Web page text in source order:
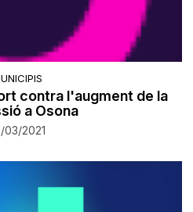
contra l'augment de la
a Osona
03/2021